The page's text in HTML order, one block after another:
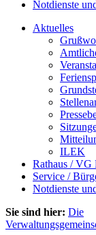
Notdienste
Aktuelles
ILEK
Rathaus / VG
Service /
Notdienste
Sie sind hier: Die